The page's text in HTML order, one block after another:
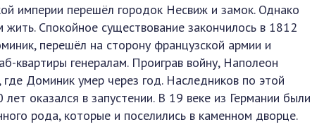
империи перешёл городок Несвиж и замок. Однако
Спокойное существование закончилось в 1812
перешёл на сторону французской армии и
квартиры генералам. Проиграв войну, Наполеон
Доминик умер через год. Наследников по этой
оказался в запустении. В 19 веке из Германии были
рода, которые и поселились в каменном дворце.